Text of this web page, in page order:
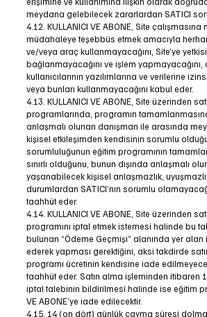
meydana gelebilecek zararlardan SATICI
4.12. KULLANICI VE ABONE, Site
müdahaleye teşebbüs etmek amacıyla
ve/veya araç kullanmayacağını, Site’ye
bağlanmayacağını ve işlem yapmayacağını,
kullanıcılarının yazılımlarına ve verilerine
veya bunları kullanmayacağını kabul eder.
4.13. KULLANICI VE ABONE, Site üzerinden
programlarında, programın
anlaşmalı olunan danışman ile arasında
kişisel etkileşimden kendisinin sorumlu
sorumluluğunun eğitim programının
sınırlı olduğunu, bunun dışında anlaşmalı
yaşanabilecek kişisel anlaşmazlık,
durumlardan SATICI’nın sorumlu
taahhüt eder.
4.14. KULLANICI VE ABONE, Site üzerinden
programını iptal etmek istemesi halinde bu
bulunan “Ödeme Geçmişi” alanında yer alan
ederek yapması gerektiğini, aksi takdirde
programı ücretinin kendisine iade
taahhüt eder. Satın alma işleminden itibaren
iptal talebinin bildirilmesi halinde ise eğitim
VE ABONE’ye iade edilecektir.
4.15. 14 (on dört) günlük cayma süresi